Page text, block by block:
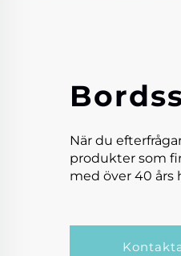
När du
produkter som
med över 40 års